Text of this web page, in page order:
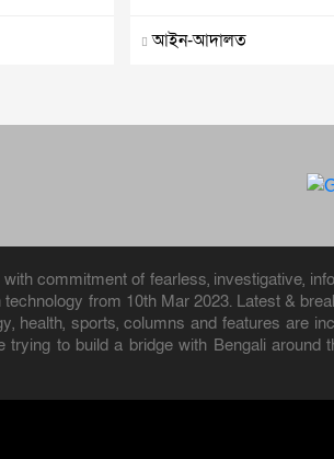
আইন-আদালত
commitment of fearless, investigative,
from 10th Mar 2023. Latest &
health, sports, columns and features are
to build a bridge with Bengali